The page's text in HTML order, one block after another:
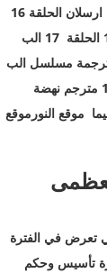
اعلان 2 الحلقة 17 مسلسل الب ارسلان الجزء الثاني من الب ارسلان الحلقة 17 الب ارسلان مسلسل الب ارسلان الحلقة 16
كاملةالب ارسلان مترجمة الب ارسلان 16 مسلسل الب ارسلان الحلقة 17 اعلان 2 مترجم للعربيةاعلان 17 الحلقة 17 الب
1الب ارسلان الحلقة 17 مشاهدة مسلسل نهضة السلاجقة مسلسل الب ارسلان الحلقة 16 مترجمة مسلسل الب
ارسلان الحلقة 17 مسلسل الب ارسلان الحلقة 17 مترجم نهضة السلاجقة الحلقة 17 الب ارسلان الحلقة 17 مترجم نهضة
عشق ايموشن فيديوسيما موقع النورموقع
العظمى
تعرض في الفترة
تأسيس وحكم